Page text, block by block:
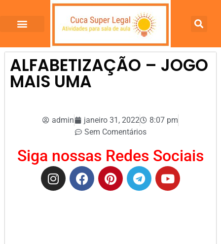
ALFABETIZAÇÃO – JOGO
MAIS UMA
admin janeiro 31, 2022
8:07 pm
Sem Comentários
Siga nossas Redes Sociais